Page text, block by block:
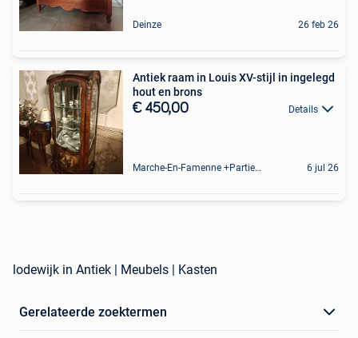
Deinze 26 feb 26
Antiek raam in Louis XV-stijl in ingelegd
hout en brons
€ 450,00 Details
Marche-En-Famenne +Partie De Baillonville Et Noiseux 6 jul 26
lodewijk in Antiek | Meubels | Kasten
Gerelateerde zoektermen